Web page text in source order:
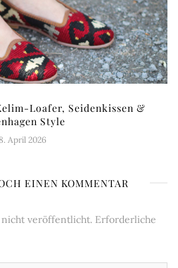
Loafer, Seidenkissen &
Style
April 2026
EINEN KOMMENTAR
veröffentlicht. Erforderliche